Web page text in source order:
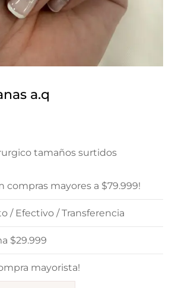
a.q
tamaños surtidos
compras mayores a $79.999!
/ Efectivo / Transferencia
$29.999
mayorista!